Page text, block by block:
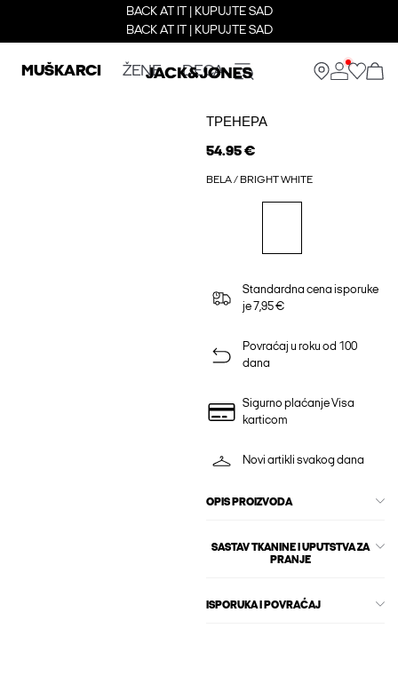
BACK AT IT | KUPUJTE SAD
BACK AT IT | KUPUJTE SAD
MUŠKARCI ŽENE DECA
ТРЕНЕРА
54.95 €
BELA / BRIGHT WHITE
Standardna cena isporuke
je 7,95 €
Povraćaj u roku od 100
dana
Sigurno plaćanje Visa
karticom
Novi artikli svakog dana
OPIS PROIZVODA
SASTAV TKANINE I UPUTSTVA ZA
PRANJE
ISPORUKA I POVRAĆAJ